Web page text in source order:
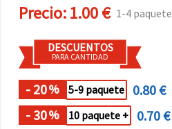
Precio:1.00 € 1-4 paquete
DESCUENTOS
PARA CANTIDAD
- 20% 5-9 paquete
0.80 €
- 30% 10 paquete + 0.70 €